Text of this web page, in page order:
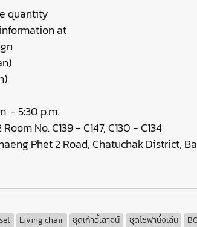
quantity
at
- 5:30 p.m.
No. C139 - C147, C130 - C134
Phet 2 Road, Chatuchak District,
Living chair ชุดเก้าอี้เลาจน์ ชุดโซฟานั่งเล่น